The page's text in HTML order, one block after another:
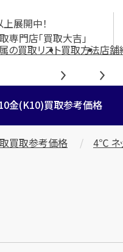
展開中！
専門店「買取大吉」
の買取リスト買取方法店舗
金(K10)買取参考価格
買取参考価格 4℃ ネ